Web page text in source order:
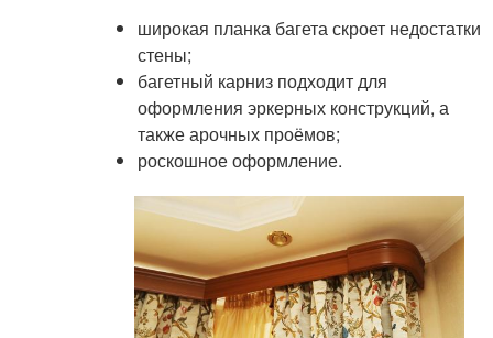
широкая планка багета скроет недостатки
стены;
багетный карниз подходит для
оформления эркерных конструкций, а
также арочных проёмов;
роскошное оформление.